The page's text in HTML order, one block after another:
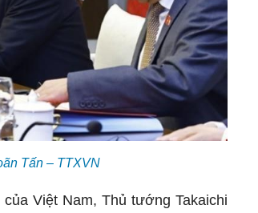
Tấn – TTXVN
Việt Nam, Thủ tướng Takaichi